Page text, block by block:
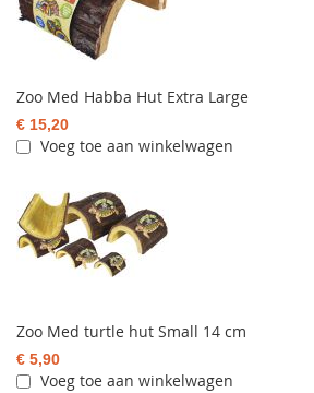
Zoo Med Habba Hut Extra Large
€ 15,20
Voeg toe aan winkelwagen
Zoo Med turtle hut Small 14 cm
€ 5,90
Voeg toe aan winkelwagen